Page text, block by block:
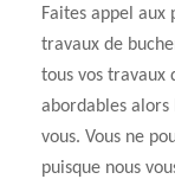
Faites appel aux
travaux de
tous vos travaux
abordables alors
vous. Vous ne
puisque nous